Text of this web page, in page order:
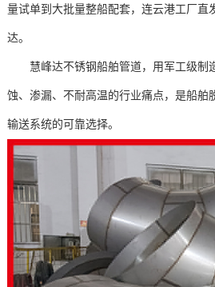
量试单到大批量整船配套，连云港工厂直
达。
慧峰达不锈钢船舶管道，用军工级制
蚀、渗漏、不耐高温的行业痛点，是船舶
输送系统的可靠选择。